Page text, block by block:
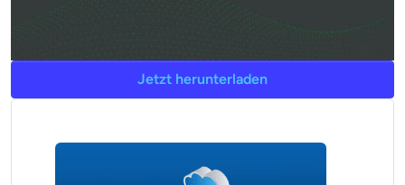
Jetzt herunterladen